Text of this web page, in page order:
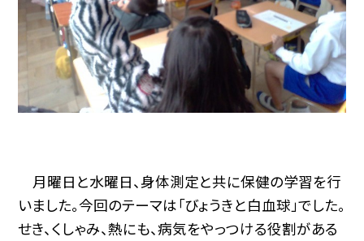
月曜日と水曜日、身体測定と共に保健の学習を行
いました。今回のテーマは「びょうきと白血球」でした。
せき、くしゃみ、熱にも、病気をやっつける役割がある